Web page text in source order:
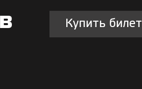
Купить билет